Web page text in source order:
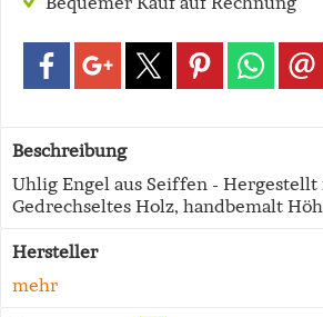
Beschreibung
Uhlig Engel aus Seiffen - Hergestellt
Gedrechseltes Holz, handbemalt
Hersteller
mehr